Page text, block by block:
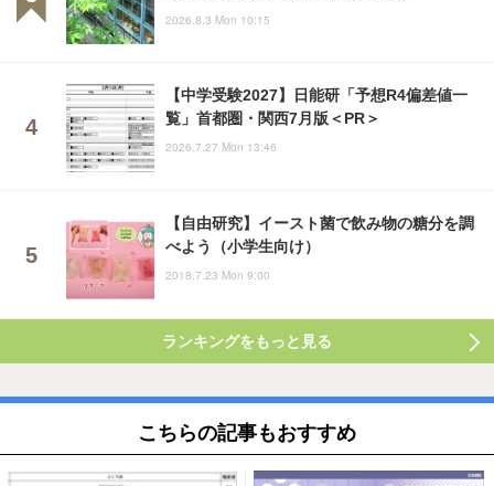
2026.8.3 Mon 10:15
【中学受験2027】日能研「予想R4偏差値一
覧」首都圏・関西7月版＜PR＞
2026.7.27 Mon 13:46
【自由研究】イースト菌で飲み物の糖分を調
べよう（小学生向け）
2018.7.23 Mon 9:00
ランキングをもっと見る
こちらの記事もおすすめ